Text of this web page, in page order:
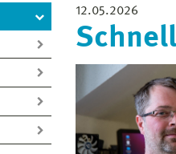
12.05.2026